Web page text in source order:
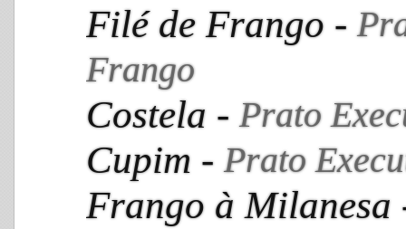
Filé de Frango -
Frango
Costela -Prato
Cupim -Prato
Frango à